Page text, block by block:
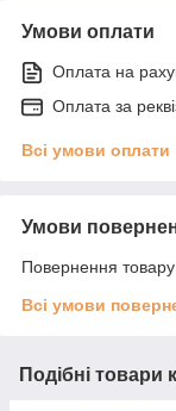
Умови оплати
Оплата на
Оплата за
Всі умови оплати
Умови
Повернення
Всі умови
Подібні товари